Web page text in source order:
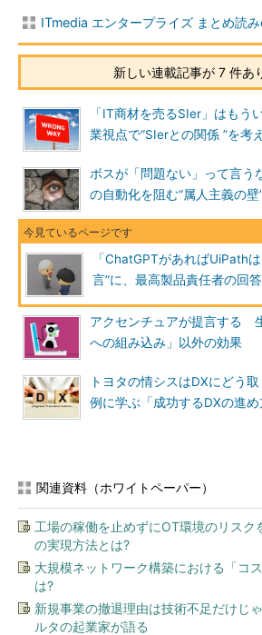
ITmedia エンタープライズ まとめ読
新しい連載記事が 7 件あ
「IT商材を売るSIer」はも
業視点で“SIerとの関係 ”を考
ボスが「問題ない」って言
の自動化を阻む“属人主義の壁
「ChatGPTがあればUiPath
言”に、最高製品責任者の回
アクセンチュアが提言する
への組み込み」以外の効果
トヨタの情シスはDXにどう
例に学ぶ「成功するDXの進め
関連資料（ホワイトペーパー）
工場の稼働を止めずにOT環境のリスク
の実現方法とは?
大規模ネットワーク構築における「コ
は?
新規事業の撤退理由は技術不足だけじ
ルタの起業家が語る